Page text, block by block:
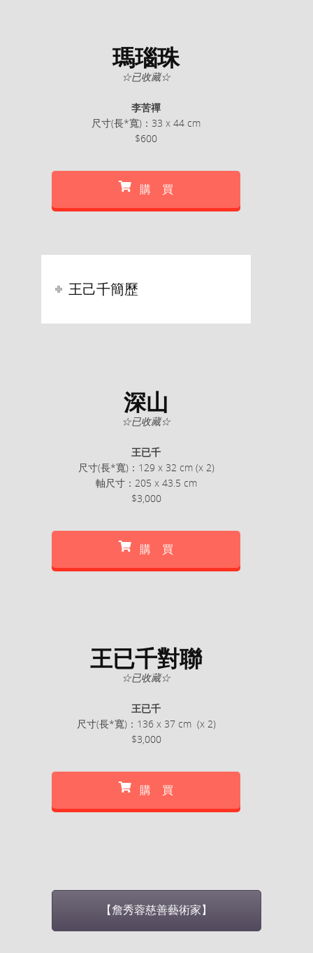
瑪瑙珠
☆已收藏☆
李苦禪
尺寸(長*寬)：33 x 44 cm
$600
購 買
王己千簡歷
深山
☆已收藏☆
王已千
尺寸(長*寬)：129 x 32 cm (x 2)
軸尺寸：205 x 43.5 cm
$3,000
購 買
王已千對聯
☆已收藏☆
王已千
尺寸(長*寬)：136 x 37 cm (x 2)
$3,000
購 買
【詹秀蓉慈善藝術家】